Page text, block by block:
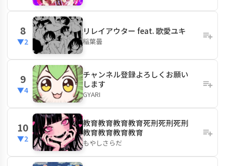
8
▼2
リレイアウター feat. 歌愛ユキ
稲葉曇
9
▼4
チャンネル登録よろしくお願い
します
GYARI
10
▼2
教育教育教育教育死刑死刑死刑
教育教育教育教育
もやしさらだ